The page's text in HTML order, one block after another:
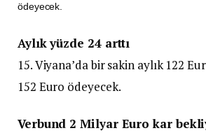
ödeyecek.
Aylık yüzde 24 arttı
15. Viyana’da bir sakin aylık 122
152 Euro ödeyecek.
Verbund 2 Milyar Euro kar